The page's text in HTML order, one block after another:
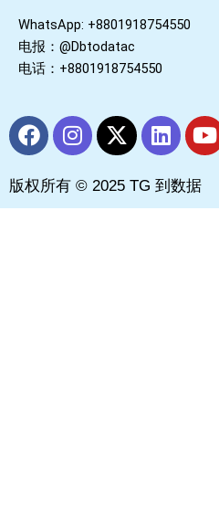
WhatsApp: +8801918754550
电报：@Dbtodatac
电话：+8801918754550
F
a
e
b
I
n
t
a
X
-
w
i
L
i
k
e
Y
o
u
版权所有 © 2025 TG 到数据